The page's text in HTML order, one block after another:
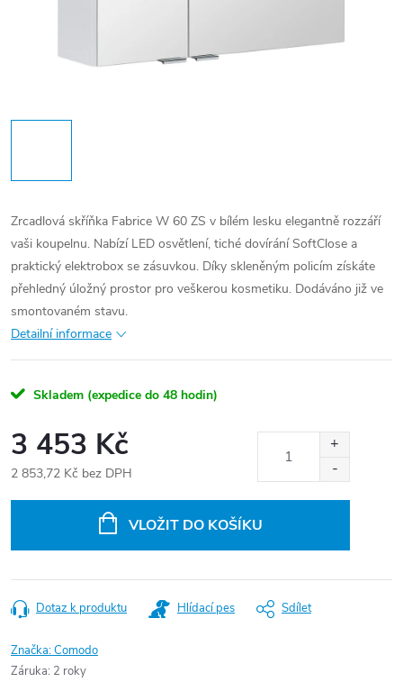
Zrcadlová skříňka Fabrice W 60 ZS v bílém lesku elegantně rozzáří
vaši koupelnu. Nabízí LED osvětlení, tiché dovírání SoftClose a
praktický elektrobox se zásuvkou. Díky skleněným policím získáte
přehledný úložný prostor pro veškerou kosmetiku. Dodáváno již ve
smontovaném stavu.
Detailní informace
Skladem (expedice do 48 hodin)
3 453 Kč
2 853,72 Kč bez DPH
VLOŽIT DO KOŠÍKU
Dotaz k produktu Hlídací pes Sdílet
Značka:Comodo
Záruka: 2 roky